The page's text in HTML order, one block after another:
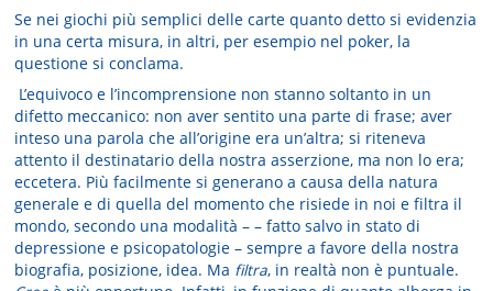
Se nei giochi più semplici delle carte quanto detto si evidenzia
in una certa misura, in altri, per esempio nel poker, la
questione si conclama.
L’equivoco e l’incomprensione non stanno soltanto in un
difetto meccanico: non aver sentito una parte di frase; aver
inteso una parola che all’origine era un’altra; si riteneva
attento il destinatario della nostra asserzione, ma non lo era;
eccetera. Più facilmente si generano a causa della natura
generale e di quella del momento che risiede in noi e filtra il
mondo, secondo una modalità – – fatto salvo in stato di
depressione e psicopatologie – sempre a favore della nostra
biografia, posizione, idea. Ma filtra, in realtà non è puntuale.